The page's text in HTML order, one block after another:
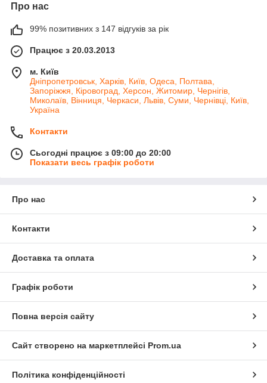
Про нас
99% позитивних з 147 відгуків за рік
Працює з 20.03.2013
м. Київ
Дніпропетровськ, Харків, Київ, Одеса, Полтава,
Запоріжжя, Кіровоград, Херсон, Житомир, Чернігів,
Миколаїв, Вінниця, Черкаси, Львів, Суми, Чернівці, Київ,
Україна
Контакти
Сьогодні працює з 09:00 до 20:00
Показати весь графік роботи
Про нас
Контакти
Доставка та оплата
Графік роботи
Повна версія сайту
Сайт створено на маркетплейсі Prom.ua
Політика конфіденційності